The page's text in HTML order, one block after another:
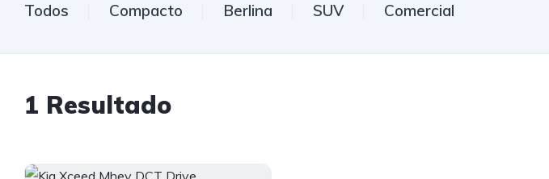
Todos Compacto Berlina SUV Comercial
1 Resultado